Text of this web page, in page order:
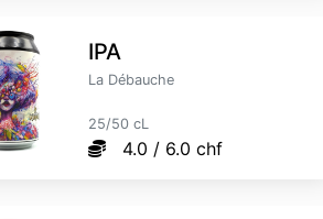
IPA
La Débauche
25/50 cL
4.0 / 6.0 chf